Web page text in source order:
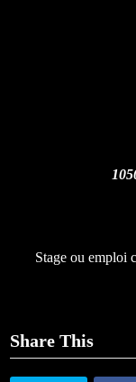
Stage ou emploi
Share This